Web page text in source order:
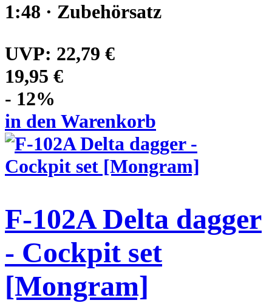
1:48 · Zubehörsatz
UVP: 22,79 €
19,95 €
- 12%
in den Warenkorb
F-102A Delta dagger
- Cockpit set
[Mongram]